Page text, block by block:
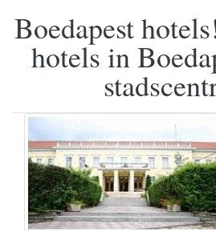
Boedapest
hotels in